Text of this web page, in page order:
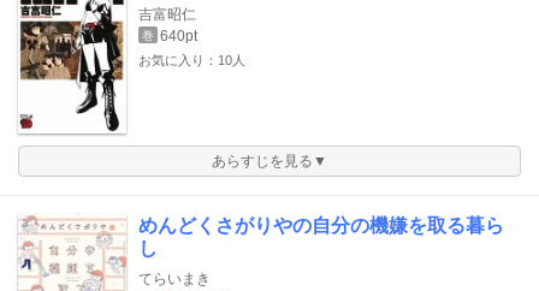
吉富昭仁
巻 640pt
お気に入り：10人
あらすじを見る▼
めんどくさがりやの自分の機嫌を取る暮ら
し
てらいまき